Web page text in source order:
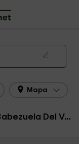
Cabezuela Del Valle
Mapa
Apartamentos vacacionales en Cabezuela Del Valle